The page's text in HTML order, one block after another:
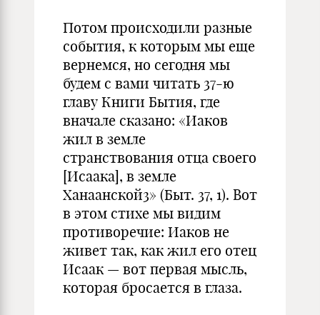
Потом происходили разные
события, к которым мы еще
вернемся, но сегодня мы
будем с вами читать 37-ю
главу Книги Бытия, где
вначале сказано: «Иаков
жил в земле
странствования отца своего
[Исаака], в земле
Ханаанской3» (Быт. 37, 1). Вот
в этом стихе мы видим
противоречие: Иаков не
живет так, как жил его отец
Исаак — вот первая мысль,
которая бросается в глаза.